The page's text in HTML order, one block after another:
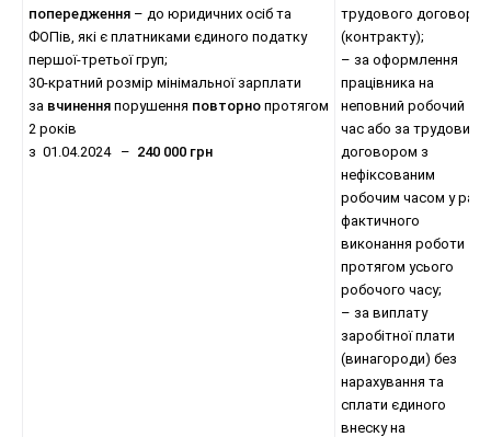
попередження – до юридичних осіб та
ФОПів, які є платниками єдиного податку
першої-третьої груп;
30-кратний розмір мінімальної зарплати
за вчинення порушення повторно протягом
2 років
з 01.04.2024 – 240 000 грн
трудового договору
(контракту);
– за оформлення
працівника на
неповний робочий
час або за трудовим
договором з
нефіксованим
робочим часом у разі
фактичного
виконання роботи
протягом усього
робочого часу;
– за виплату
заробітної плати
(винагороди) без
нарахування та
сплати єдиного
внеску на